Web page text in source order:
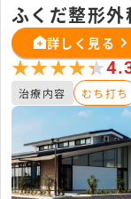
ふくだ整形外
詳しく見る
★★★★★
★★★★★
治療内容 むち打ち